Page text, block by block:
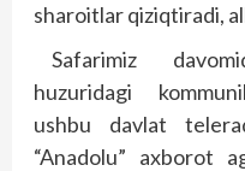
sharoitlar qiziqtiradi,
Safarimiz
huzuridagi
ushbu davlat
“Anadolu” axborot